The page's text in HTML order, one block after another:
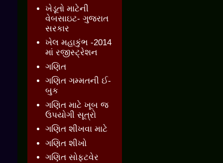
ખેડૂતો માટેની
વેબસાઇટ- ગુજરાત
સરકાર
ખેલ મહાકુંભ -2014
માં રજીસ્ટ્રેશન
ગણિત
ગણિત ગમ્મતની ઈ-
બુક
ગણિત માટે ખૂબ જ
ઉપયોગી સૂત્રો
ગણિત શીખવા માટે
ગણિત શીખો
ગણિત સોફ્ટવેર